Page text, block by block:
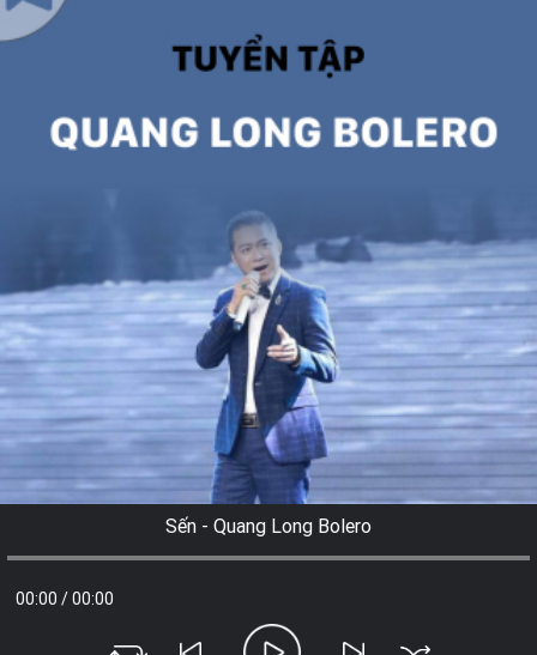
Sến - Quang Long Bolero
00:00 /00:00